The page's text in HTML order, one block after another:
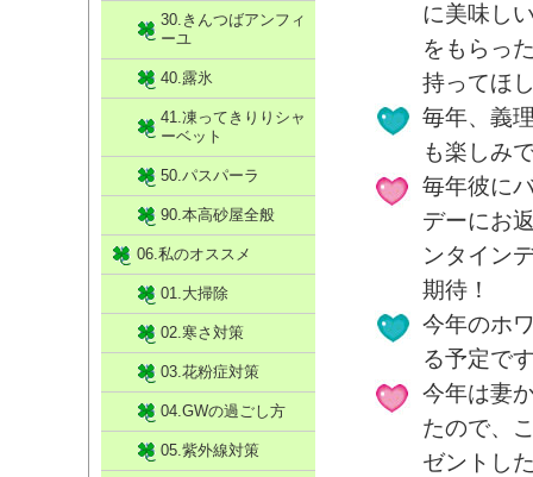
に美味し
をもらっ
持ってほ
毎年、義
も楽しみ
毎年彼に
デーにお
ンタイン
期待！
今年のホ
る予定で
今年は妻
たので、
ゼントし
30.きんつばアンフィ
ーユ
40.露氷
41.凍ってきりりシャ
ーベット
50.パスパーラ
90.本高砂屋全般
06.私のオススメ
01.大掃除
02.寒さ対策
03.花粉症対策
04.GWの過ごし方
05.紫外線対策